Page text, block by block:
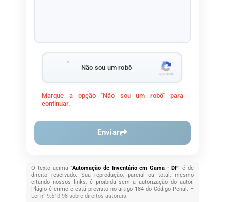
Não sou um robô
Marque a opção "Não sou um robô" para
continuar.
Enviar
O texto acima "Automação de Inventário em Gama - DF" é de
direito reservado. Sua reprodução, parcial ou total, mesmo
citando nossos links, é proibida sem a autorização do autor.
Plágio é crime e está previsto no artigo 184 do Código Penal. –
Lei n° 9.610-98 sobre direitos autorais.